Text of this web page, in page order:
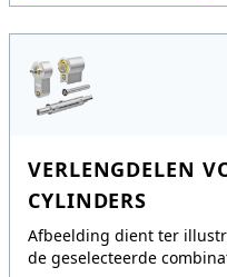
VERLENGDELEN
CYLINDERS
Afbeelding dient ter
de geselecteerde